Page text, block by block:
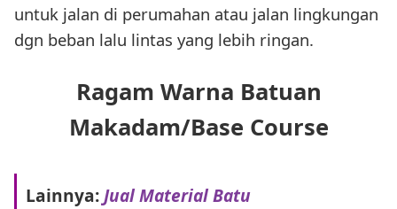
untuk jalan di perumahan atau jalan lingkungan
dgn beban lalu lintas yang lebih ringan.
Ragam Warna Batuan
Makadam/Base Course
Lainnya:Jual Material Batu